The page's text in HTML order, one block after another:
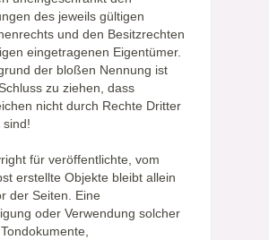
des jeweils gültigen
und den Besitzrechten
eingetragenen Eigentümer.
der bloßen Nennung ist
zu ziehen, dass
nicht durch Rechte Dritter
sind!
für veröffentlichte, vom
erstellte Objekte bleibt allein
der Seiten. Eine
oder Verwendung solcher